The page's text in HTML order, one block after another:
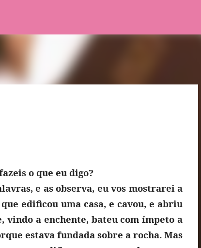
o que eu digo?
e as observa, eu vos mostrarei a
edificou uma casa, e cavou, e abriu
vindo a enchente, bateu com ímpeto a
estava fundada sobre a rocha. Mas